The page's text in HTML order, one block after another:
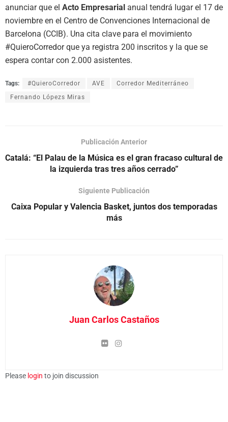
anunciar que el Acto Empresarial anual tendrá lugar el 17 de
noviembre en el Centro de Convenciones Internacional de
Barcelona (CCIB). Una cita clave para el movimiento
#QuieroCorredor que ya registra 200 inscritos y la que se
espera contar con 2.000 asistentes.
Tags: #QuieroCorredor AVE
Corredor Mediterráneo
Fernando Lópezs Miras
Publicación Anterior
Catalá: “El Palau de la Música es el gran fracaso cultural de
la izquierda tras tres años cerrado”
Siguiente Publicación
Caixa Popular y Valencia Basket, juntos dos temporadas
más
Juan Carlos Castaños
Please login to join discussion